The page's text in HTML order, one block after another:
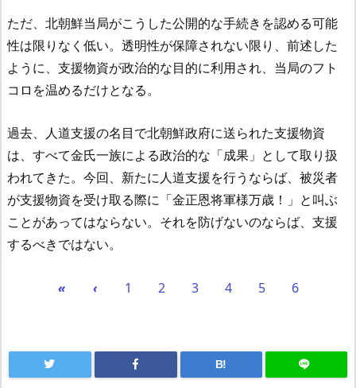
ただ、北朝鮮当局がこうした公開的な手続きを認める可能
性は限りなく低い。透明性が保障されない限り、前述した
ように、支援物資が政治的な目的に利用され、当局のフト
コロを温めるだけとなる。
過去、人道支援の名目で北朝鮮政府に送られた支援物資
は、すべて金氏一族による政治的な「成果」として取り扱
われてきた。今回、新たに人道支援を行うならば、被災者
が支援物資を受け取る際に「金正恩将軍様万歳！」と叫ぶ
ことがあってはならない。それを防げないのならば、支援
するべきではない。
« ‹ 1 2 3 4 5 6
B!